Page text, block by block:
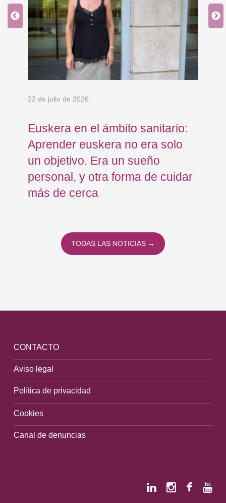
22 de julio de 2026
Euskera en el ámbito sanitario:
Aprender euskera no era solo
un objetivo. Era un sueño
personal, y otra forma de cuidar
más de cerca
TODAS LAS NOTICIAS →
CONTACTO
Aviso legal
Política de privacidad
Cookies
Canal de denuncias